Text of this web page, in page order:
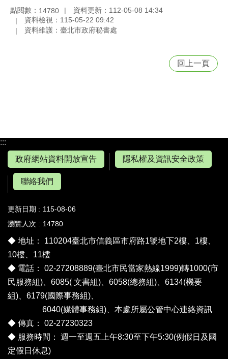
點閱數： 14780
資料更新：112-05-08 14:34
資料檢視：115-05-22 09:42
資料維護：臺北市政府秘書處
回上一頁
:::
政府網站資料開放宣告
隱私權及資訊安全政策
聯絡我們
更新日期
115-08-06
瀏覽人次
14780
◆ 地址： 110204臺北市信義區市府路1號地下2樓、1樓、
10樓、11樓
◆ 電話： 02-27208889(臺北市民當家熱線1999)轉1000(市
民服務組)、6085( 文書組)、6058(總務組)、6134(機要
組)、6179(國際事務組)、
6040(媒體事務組)、 本處所屬公管中心連絡資訊
◆ 傳真： 02-27230323
◆ 服務時間： 週一至週五上午8:30至下午5:30(例假日及國
定假日休息)